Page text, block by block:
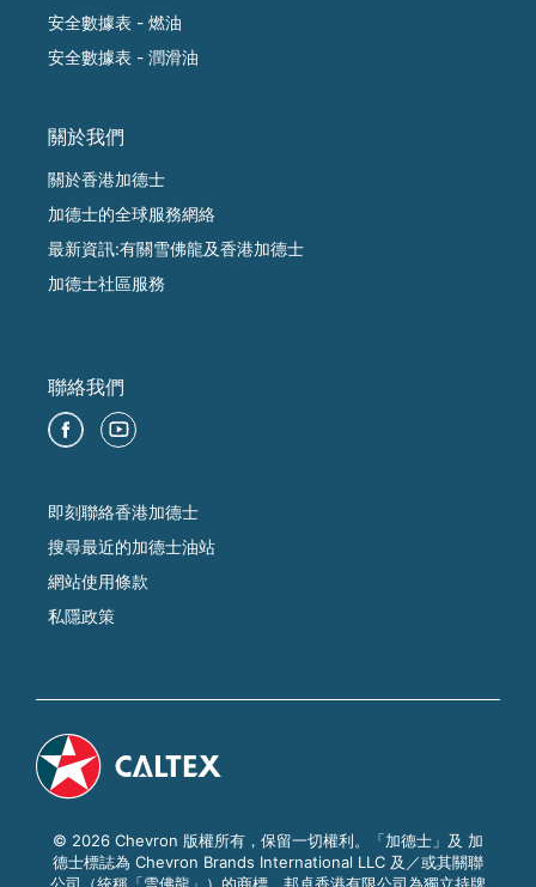
安全數據表 - 燃油
安全數據表 - 潤滑油
關於我們
關於香港加德士
加德士的全球服務網絡
最新資訊:有關雪佛龍及香港加德士
加德士社區服務
聯絡我們
即刻聯絡香港加德士
搜尋最近的加德士油站
網站使用條款
私隱政策
© 2026 Chevron 版權所有，保留一切權利。「加德士」及 加
德士標誌為 Chevron Brands International LLC 及／或其關聯
公司（統稱「雪佛龍」）的商標。邦卓香港有限公司為獨立持牌